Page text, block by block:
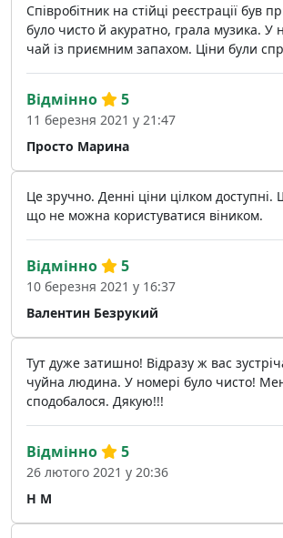
Співробітник на стійці реєстрації був
було чисто й акуратно, грала музика. У
чай із приємним запахом. Ціни були
Просто Марина
Відмінно 5
11 березня 2021 у 21:47
Це зручно. Денні ціни цілком доступні.
що не можна користуватися віником.
Валентин Безрукий
Відмінно 5
10 березня 2021 у 16:37
Тут дуже затишно! Відразу ж вас
чуйна людина. У номері було чисто!
сподобалося. Дякую!!!
Н М
Відмінно 5
26 лютого 2021 у 20:36